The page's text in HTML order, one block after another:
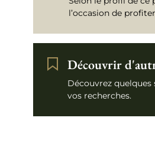
l’occasion de
Découvrir
Découvrez quelques
vos recherches.